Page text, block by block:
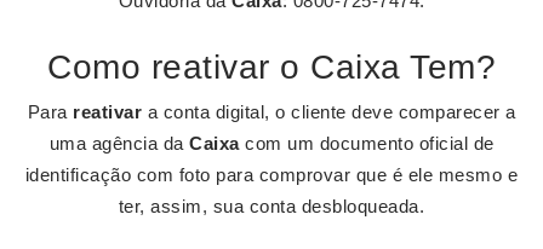
Como reativar o Caixa Tem?
Para reativar a conta digital, o cliente deve comparecer a
uma agência da Caixacom um documento oficial de
identificação com foto para comprovar que é ele mesmo e
ter, assim, sua conta desbloqueada.